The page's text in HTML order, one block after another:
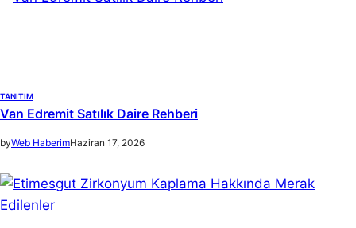
TANITIM
Van Edremit Satılık Daire Rehberi
byWeb HaberimHaziran 17, 2026